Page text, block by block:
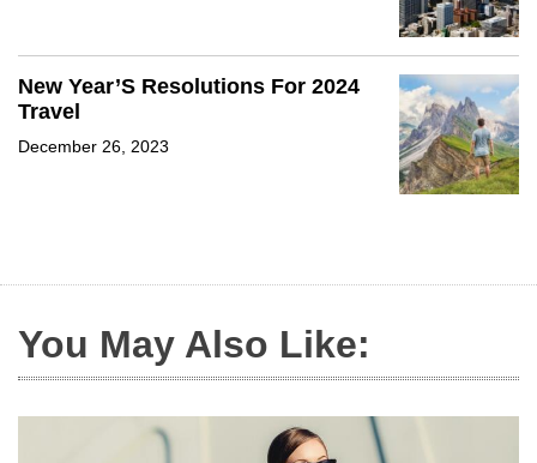
New Year’S Resolutions For 2024
Travel
December 26, 2023
You May Also Like: